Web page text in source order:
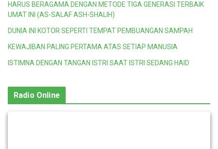
HARUS BERAGAMA DENGAN METODE TIGA GENERASI TERBAIK
UMAT INI (AS-SALAF ASH-SHALIH)
DUNIA INI KOTOR SEPERTI TEMPAT PEMBUANGAN SAMPAH
KEWAJIBAN PALING PERTAMA ATAS SETIAP MANUSIA
ISTIMNA DENGAN TANGAN ISTRI SAAT ISTRI SEDANG HAID
Radio Online